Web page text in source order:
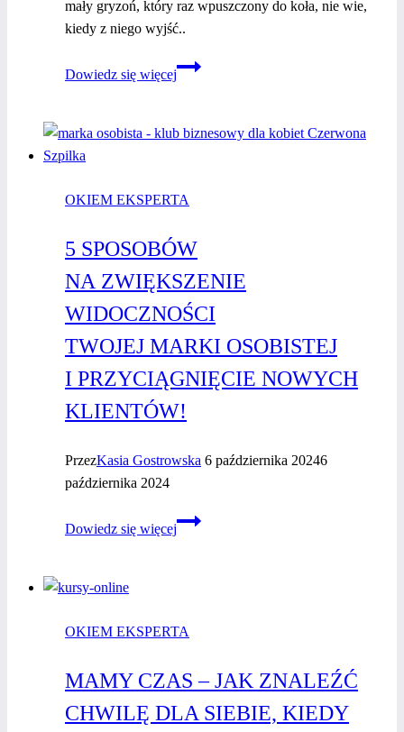
mały gryzoń, który raz wpuszczony do koła, nie wie,
kiedy z niego wyjść..
Dowiedz się więcej
Postaw
schemat
OKIEM EKSPERTA
5 SPOSOBÓW
NA ZWIĘKSZENIE
WIDOCZNOŚCI
TWOJEJ MARKI OSOBISTEJ
I PRZYCIĄGNIĘCIE NOWYCH
KLIENTÓW!
PrzezKasia Gostrowska 6 października 20246
października 2024
Dowiedz się więcej
5
osobistej
nowych
OKIEM EKSPERTA
MAMY CZAS – JAK ZNALEŹĆ
CHWILĘ DLA SIEBIE, KIEDY